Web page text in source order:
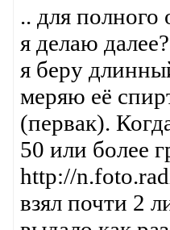
.. для полного
я делаю
я беру
меряю её
(первак).
50 или более
http://
взял почти 2